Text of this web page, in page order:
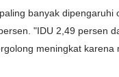
banyak dipengaruhi
"IDU 2,49 persen
meningkat